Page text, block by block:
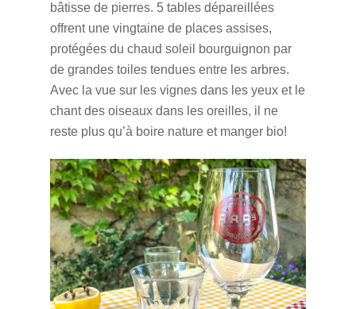
bâtisse de pierres. 5 tables dépareillées
offrent une vingtaine de places assises,
protégées du chaud soleil bourguignon par
de grandes toiles tendues entre les arbres.
Avec la vue sur les vignes dans les yeux et le
chant des oiseaux dans les oreilles, il ne
reste plus qu’à boire nature et manger bio!